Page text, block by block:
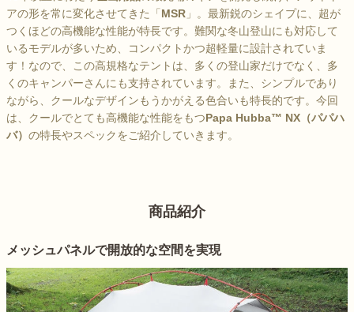
アの形を常に変化させてきた「 MSR 」。最新鋭のシェイプに、超が
つくほどの高機能な性能が特長です。難関な冬山登山にも対応して
いるモデルが多いため、コンパクトかつ超軽量に設計されていま
す！なので、この高規格なテントは、多くの登山家だけでなく、多
くのキャンパーさんにも支持されています。また、シンプルであり
ながら、クールなデザインもうかがえる色合いも特長的です。今回
は、クールでとても高機能な性能をもつPapa Hubba™ NX（パパハ
バ） の特長やスペックをご紹介していきます。
商品紹介
メッシュパネルで開放的な空間を実現